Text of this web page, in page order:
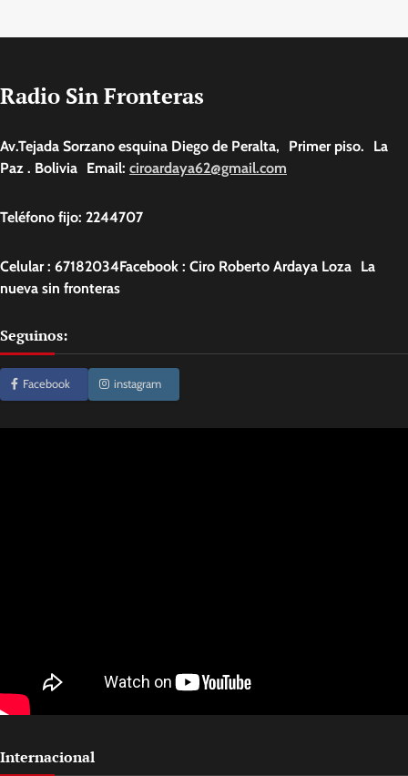
Radio Sin Fronteras
Av.Tejada Sorzano esquina Diego de Peralta, Primer piso. La
Paz . Bolivia Email: ciroardaya62@gmail.com
Teléfono fijo: 2244707
Celular : 67182034Facebook : Ciro Roberto Ardaya Loza La
nueva sin fronteras
Seguinos:
Facebook instagram
Internacional